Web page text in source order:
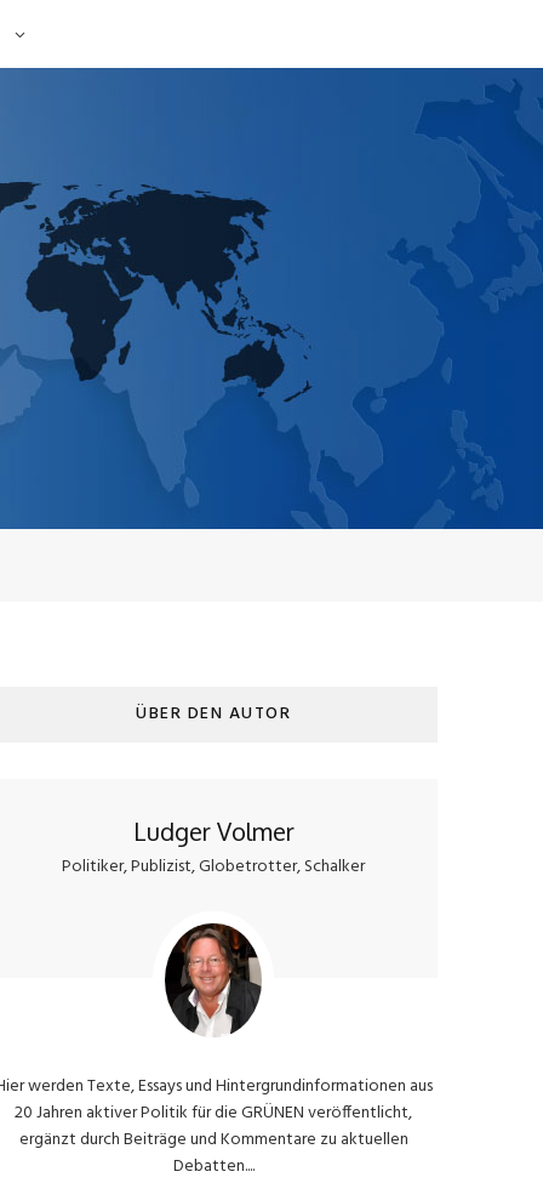
ÜBER DEN AUTOR
Ludger Volmer
Politiker, Publizist, Globetrotter, Schalker
werden Texte, Essays und Hintergrundinformationen aus
20 Jahren aktiver Politik für die GRÜNEN veröffentlicht,
ergänzt durch Beiträge und Kommentare zu aktuellen
Debatten....